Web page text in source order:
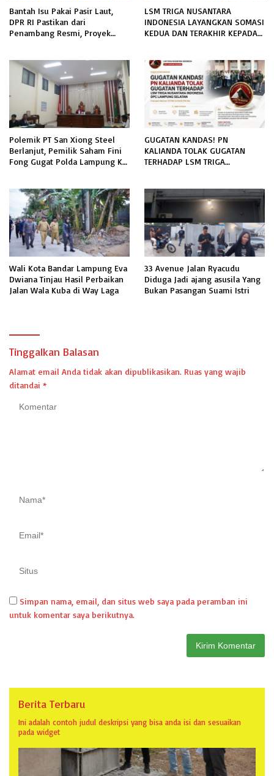
Bantah Isu Pakai Pasir Laut,
DPR RI Pastikan dari
Penambang Resmi, Proyek
LSM TRIGA NUSANTARA
INDONESIA LAYANGKAN SOMASI
KEDUA DAN TERAKHIR KEPADA
INFORMASI PUBLIK
Polemik PT San Xiong Steel
Berlanjut, Pemilik Saham Fini
Fong Gugat Polda Lampung Ke
GUGATAN KANDAS! PN
KALIANDA TOLAK GUGATAN
TERHADAP LSM TRIGA
Wali Kota Bandar Lampung Eva
Dwiana Tinjau Hasil Perbaikan
Jalan Wala Kuba di Way Laga
33 Avenue Jalan Ryacudu
Diduga Jadi ajang asusila Yang
Bukan Pasangan Suami Istri
Tinggalkan Balasan
Alamat email Anda tidak akan dipublikasikan. Ruas yang wajib
ditandai *
Simpan nama, email, dan situs web saya pada peramban ini
untuk komentar saya berikutnya.
Berita Terbaru
Ini adalah contoh judul deskripsi yang bisa anda isi dan sesuaikan
pada widget